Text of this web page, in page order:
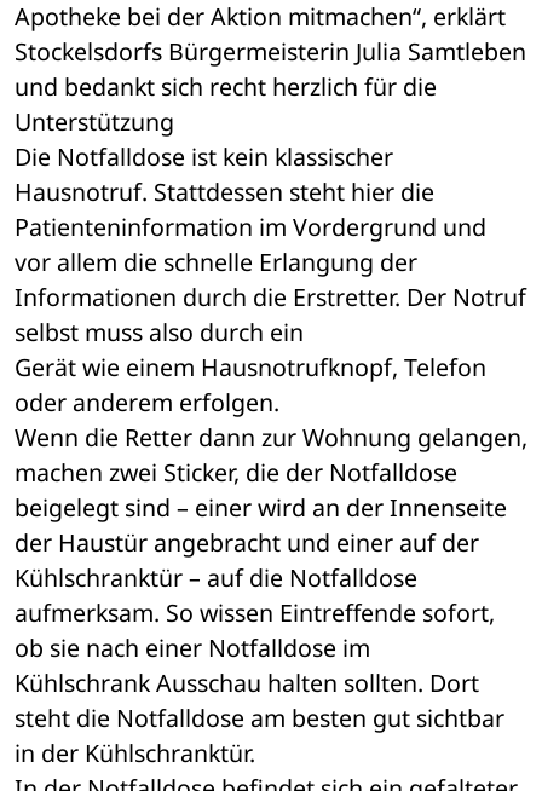
Apotheke bei der Aktion mitmachen“, erklärt
Stockelsdorfs Bürgermeisterin Julia Samtleben
und bedankt sich recht herzlich für die
Unterstützung
Die Notfalldose ist kein klassischer
Hausnotruf. Stattdessen steht hier die
Patienteninformation im Vordergrund und
vor allem die schnelle Erlangung der
Informationen durch die Erstretter. Der Notruf
selbst muss also durch ein
Gerät wie einem Hausnotrufknopf, Telefon
oder anderem erfolgen.
Wenn die Retter dann zur Wohnung gelangen,
machen zwei Sticker, die der Notfalldose
beigelegt sind – einer wird an der Innenseite
der Haustür angebracht und einer auf der
Kühlschranktür – auf die Notfalldose
aufmerksam. So wissen Eintreffende sofort,
ob sie nach einer Notfalldose im
Kühlschrank Ausschau halten sollten. Dort
steht die Notfalldose am besten gut sichtbar
in der Kühlschranktür.